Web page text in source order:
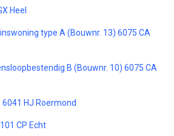
Heel
type A (Bouwnr. 13) 6075 CA
B (Bouwnr. 10) 6075 CA
HJ Roermond
CP Echt